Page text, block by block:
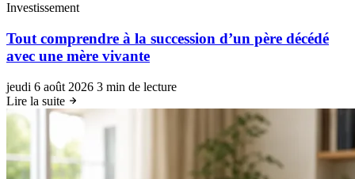
Investissement
Tout comprendre à la succession d’un père décédé
avec une mère vivante
jeudi 6 août 2026 3 min de lecture
Lire la suite